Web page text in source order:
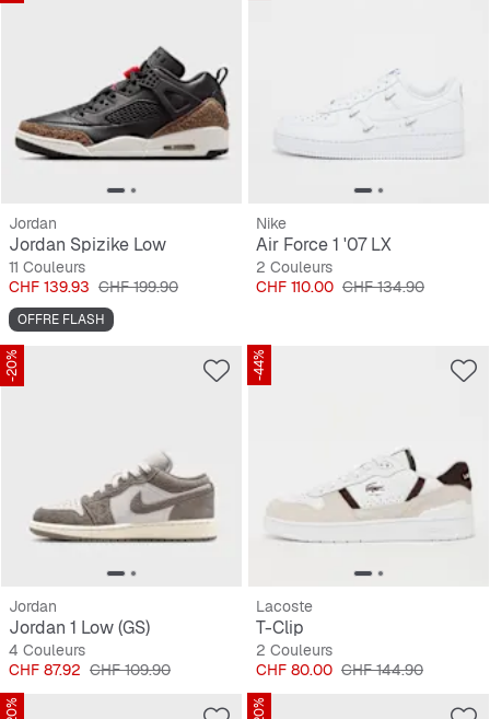
Jordan
Jordan Spizike Low
11 Couleurs
Prix
CHF 139.93 Prix original
CHF 199.90
OFFRE FLASH
Nike
Air Force 1 '07 LX
2 Couleurs
Prix
CHF 110.00 Prix original
CHF 134.90
-20%
Jordan
Jordan 1 Low (GS)
4 Couleurs
Prix
CHF 87.92 Prix original
CHF 109.90
-44%
Lacoste
T-Clip
2 Couleurs
Prix
CHF 80.00 Prix original
CHF 144.90